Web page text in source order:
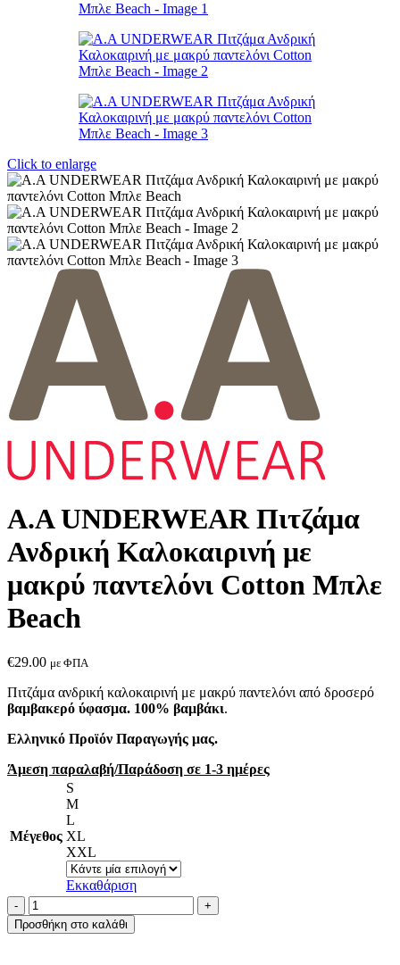
Click to enlarge
Α.A UNDERWEAR Πιτζάμα
Ανδρική Καλοκαιρινή με
μακρύ παντελόνι Cotton Μπλε
Beach
€29.00 με ΦΠΑ
Πιτζάμα ανδρική καλοκαιρινή με μακρύ παντελόνι από δροσερό
βαμβακερό ύφασμα. 100% βαμβάκι.
Ελληνικό Προϊόν Παραγωγής μας.
Άμεση παραλαβή/Παράδοση σε 1-3 ημέρες
Μέγεθος
S
M
L
XL
XXL
Εκκαθάριση
Α.A
UNDERWEAR
Πιτζάμα
Προσθήκη στο καλάθι